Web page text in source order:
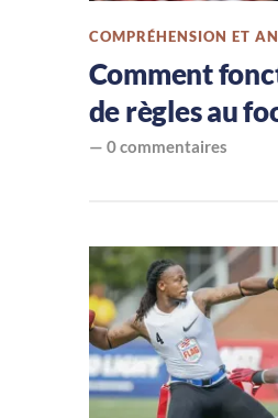
blog
NFL,
COMPRÉHENSION ET
Comment
de règles au
— 0 commentaires